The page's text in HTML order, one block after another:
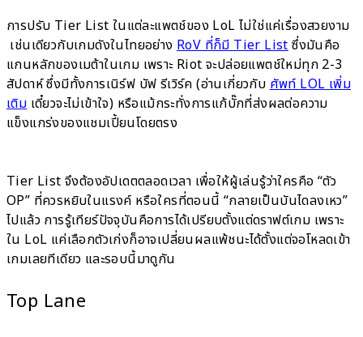
การปรับ Tier List ในแต่ละแพตช์ของ LoL ไม่ใช่แค่เรื่องสวยงาม
เช่นเดียวกับเกมดังในไทยอย่าง RoV ที่ก็มี Tier Listซึ่งมันคือ
แกนหลักของเมต้าในเกม เพราะ Riot จะปล่อยแพตช์ใหม่ทุก 2-3
สัปดาห์ ซึ่งมีทั้งการเนิร์ฟ บัฟ รีเวิร์ค (อ่านเกี่ยวกับศัพท์ LOL เพิ่ม
เติมเดี๋ยวจะไม่เข้าใจ) หรือแม้กระทั่งการแก้บั๊กที่ส่งผลต่อความ
แข็งแกร่งของแชมเปี้ยนโดยตรง
Tier List จึงต้องอัปเดตตลอดเวลา เพื่อให้ผู้เล่นรู้ว่าใครคือ “ตัว
OP” ที่ควรหยิบในแรงค์ หรือใครที่ตอนนี้ “กลายเป็นบันไดลงเหว”
ไปแล้ว การรู้เทียร์ปัจจุบันคือการได้เปรียบตั้งแต่ดราฟต์เกม เพราะ
ใน LoL แค่เลือกตัวเก่งก็อาจเปลี่ยนผลแพ้ชนะได้ตั้งแต่จอโหลดเข้า
เกมเลยทีเดียว และรอบนี้มาดูกัน
Top Lane